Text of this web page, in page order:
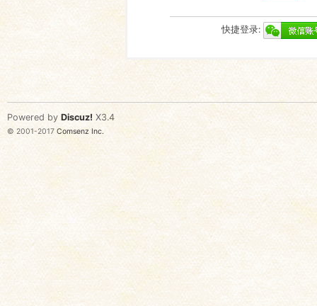
快捷登录:
Powered by Discuz! X3.4
© 2001-2017 Comsenz Inc.